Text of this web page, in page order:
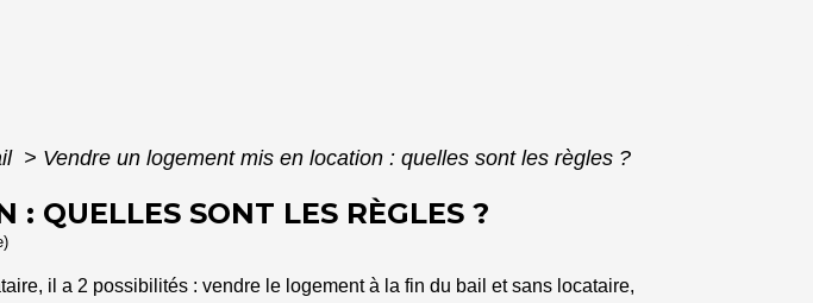
> Vendre un logement mis en location : quelles sont les règles ?
QUELLES SONT LES RÈGLES ?
il a 2 possibilités : vendre le logement à la fin du bail et sans locataire,